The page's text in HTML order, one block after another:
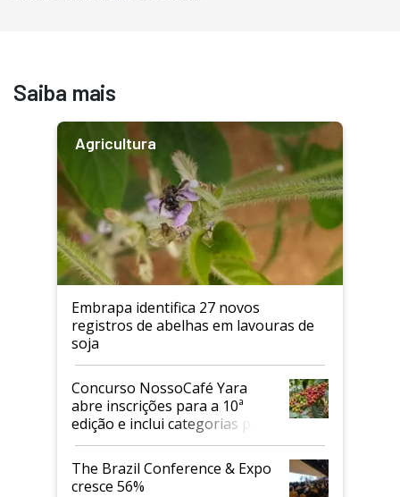
Saiba mais
Agricultura
Embrapa identifica 27 novos
registros de abelhas em lavouras de
soja
Concurso NossoCafé Yara
abre inscrições para a 10ª
edição e inclui categorias para
cafés Canephora
The Brazil Conference & Expo
cresce 56%